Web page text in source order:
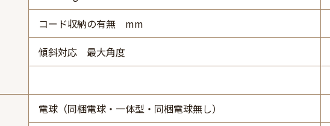
コード収納の有無 mm
傾斜対応 最大角度
電球（同梱電球・一体型・同梱電球無し）